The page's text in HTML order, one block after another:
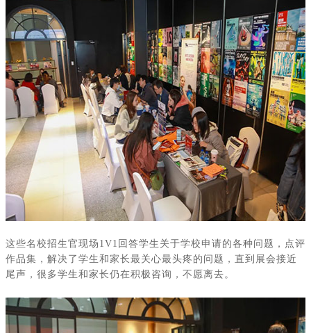
这些名校招生官现场 1V1 回答学生关于学校申请的各种问题，点评
作品集，解决了学生和家长最关心最头疼的问题，直到展会接近
尾声，很多学生和家长仍在积极咨询，不愿离去。